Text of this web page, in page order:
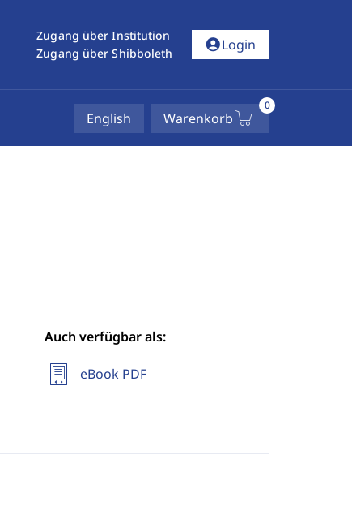
Zugang über Institution
Zugang über Shibboleth
account_circleLogin
English Warenkorb
0
Auch verfügbar als:
eBook PDF